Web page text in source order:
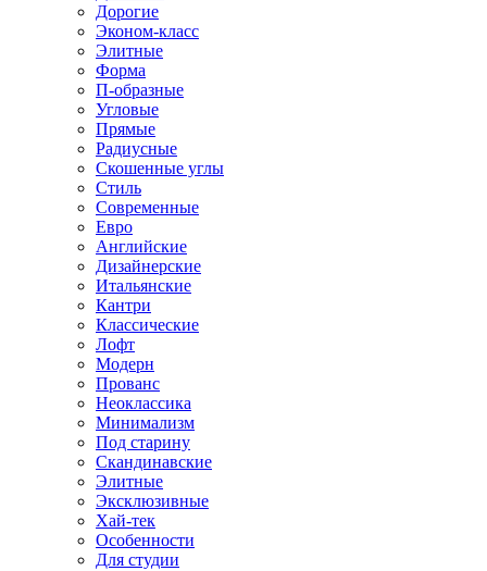
Дорогие
Эконом-класс
Элитные
Форма
П-образные
Угловые
Прямые
Радиусные
Скошенные углы
Стиль
Современные
Евро
Английские
Дизайнерские
Итальянские
Кантри
Классические
Лофт
Модерн
Прованс
Неоклассика
Минимализм
Под старину
Скандинавские
Элитные
Эксклюзивные
Хай-тек
Особенности
Для студии